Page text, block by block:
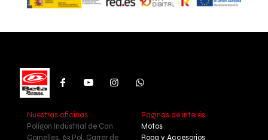
Nuestras oficinas
Polígon Industrial de Can
Comelles, 63 Pol, Carrer de
Paginas de interés
Motos
Ropa y Accesorios